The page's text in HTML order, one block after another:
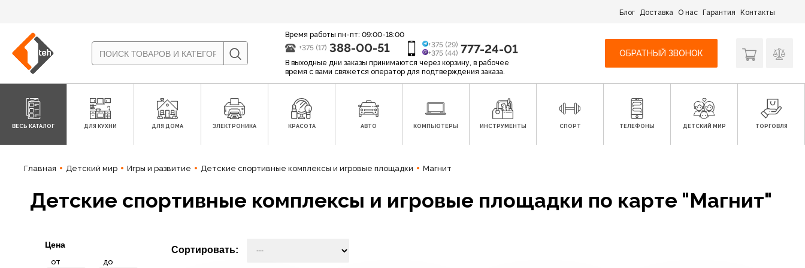
Блог Доставка О нас Гарантия Контакты
Время работы пн-пт: 09:00-18:00
+375 (17) 388-00-51
+375 (29)
+375 (44) 777-24-01
В выходные дни заказы принимаются через корзину, в рабочее
время с вами свяжется оператор для подтверждения заказа.
ОБРАТНЫЙ ЗВОНОК
ВЕСЬ КАТАЛОГ ДЛЯ КУХНИ ДЛЯ ДОМА ЭЛЕКТРОНИКА КРАСОТА АВТО КОМПЬЮТЕРЫ ИНСТРУМЕНТЫ СПОРТ ТЕЛЕФОНЫ ДЕТСКИЙ МИР ТОРГОВЛЯ
Главная Детский мир Игры и развитие Детские спортивные комплексы и игровые площадки Магнит
Детские спортивные комплексы и игровые площадки по карте "Магнит"
Цена
от до
Сортировать: